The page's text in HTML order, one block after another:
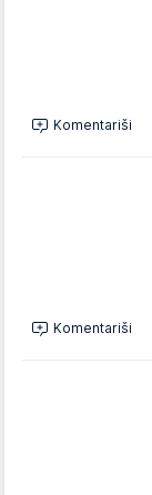
Komentariši
Komentariši